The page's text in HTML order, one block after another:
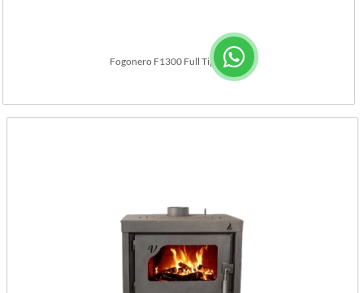
Fogonero F1300 Full Tipo Carro